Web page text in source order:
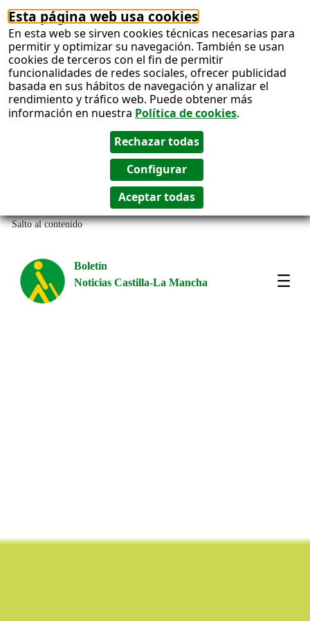
Esta página web usa cookies
En esta web se sirven cookies técnicas necesarias para
permitir y optimizar su navegación. También se usan
cookies de terceros con el fin de permitir
funcionalidades de redes sociales, ofrecer publicidad
basada en sus hábitos de navegación y analizar el
rendimiento y tráfico web. Puede obtener más
información en nuestra Política de cookies.
Salto al contenido
Boletín
Noticias Castilla-La Mancha